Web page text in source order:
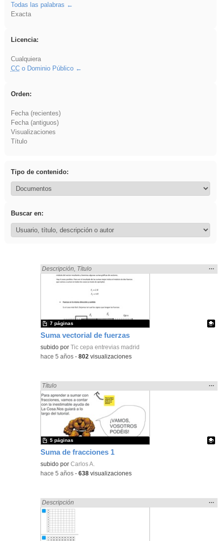
Todas las palabras
Exacta
Licencia:
Cualquiera
CCo Dominio Público
Orden:
Fecha (recientes)
Fecha (antiguos)
Visualizaciones
Título
Tipo de contenido:
Buscar en:
Suma vectorial de fuerzas
Encontrado «sumar» en:
Descripción Título
la
…
Contenido educativo.
subido porTic cepa entrevias madrid
7 páginas
-hace 5 años -802 visualizaciones
Suma de fracciones 1
Encontrado «sumar» en:
Título
la
…
Contenido educativo.
subido porCarlos A.
5 páginas
-hace 5 años -638 visualizaciones
Encontrado «sumar» en:
Descripción
la
…